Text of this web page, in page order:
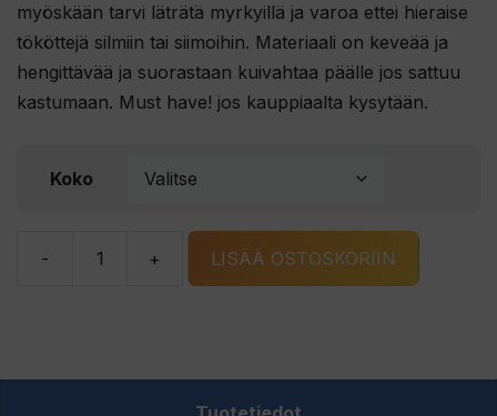
myöskään tarvi läträtä myrkyillä ja varoa ettei hieraise
tököttejä silmiin tai siimoihin. Materiaali on keveää ja
hengittävää ja suorastaan kuivahtaa päälle jos sattuu
kastumaan. Must have! jos kauppiaalta kysytään.
Koko
-
Vision
+ LISÄÄ OSTOSKORIIN